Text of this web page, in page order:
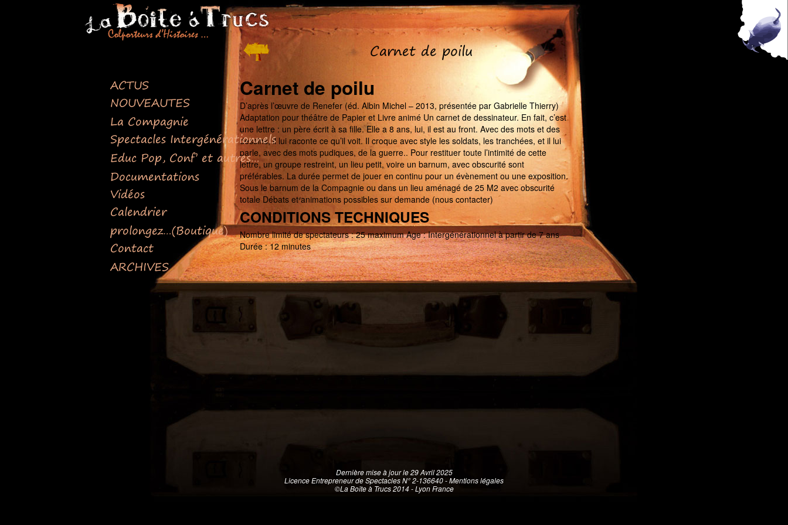
ACTUS
NOUVEAUTES
La Compagnie
Spectacles Intergénérationnels
Educ Pop, Conf’ et autres…
Documentations
Vidéos
Calendrier
prolongez…(Boutique)
Contact
ARCHIVES
Carnet de poilu
Carnet de poilu
D’après l’œuvre de Renefer (éd. Albin Michel – 2013, présentée par Gabrielle Thierry)
Adaptation pour théâtre de Papier et Livre animé Un carnet de dessinateur. En fait, c’est
une lettre : un père écrit à sa fille. Elle a 8 ans, lui, il est au front. Avec des mots et des
dessins, il lui raconte ce qu’il voit. Il croque avec style les soldats, les tranchées, et il lui
parle, avec des mots pudiques, de la guerre.. Pour restituer toute l’intimité de cette
lettre, un groupe restreint, un lieu petit, voire un barnum, avec obscurité sont
préférables. La durée permet de jouer en continu pour un évènement ou une exposition.
Sous le barnum de la Compagnie ou dans un lieu aménagé de 25 M2 avec obscurité
totale Débats et animations possibles sur demande (nous contacter)
CONDITIONS TECHNIQUES
Nombre limité de spectateurs : 25 maximum Age : Intergénérationnel à partir de 7 ans
Durée : 12 minutes
Dernière mise à jour le 29 Avril 2025
Licence Entrepreneur de Spectacles N° 2-136640 -Mentions légales
©La Boîte à Trucs 2014 - Lyon France